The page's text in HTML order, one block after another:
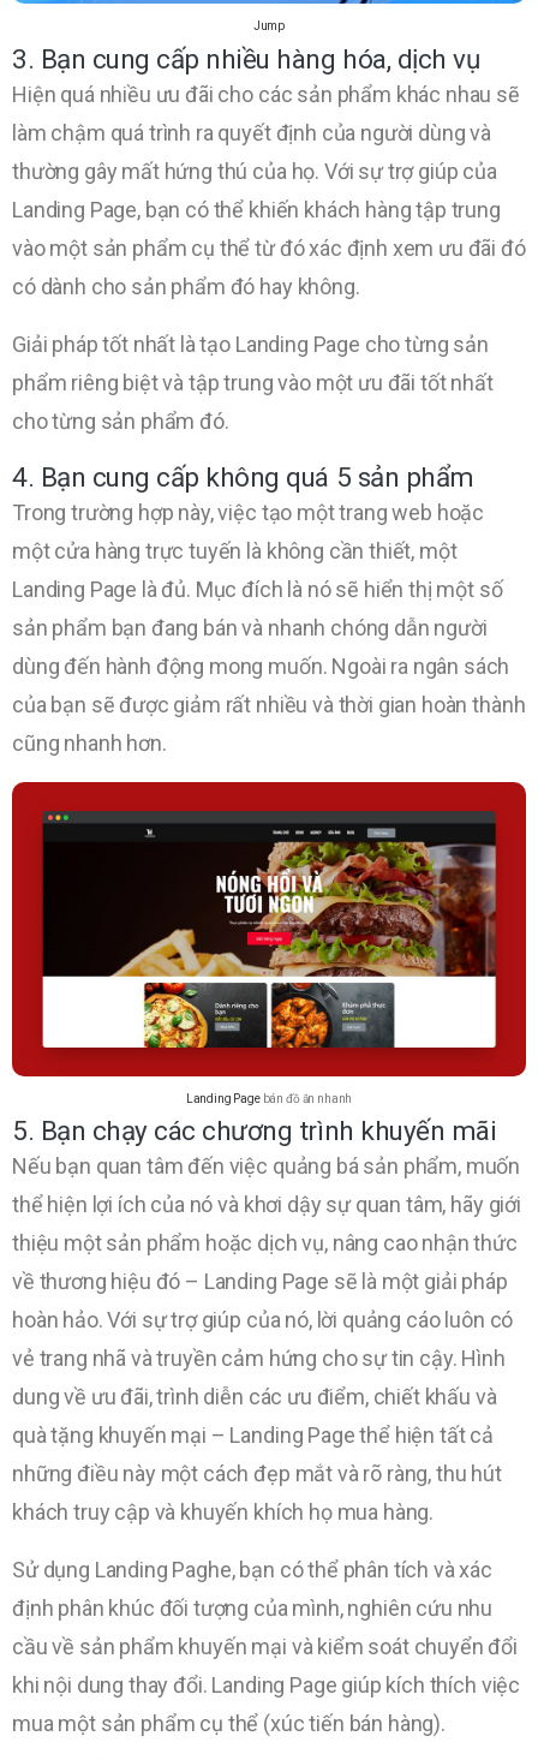
Jump
3. Bạn cung cấp nhiều hàng hóa, dịch vụ
Hiện quá nhiều ưu đãi cho các sản phẩm khác nhau sẽ
làm chậm quá trình ra quyết định của người dùng và
thường gây mất hứng thú của họ. Với sự trợ giúp của
Landing Page, bạn có thể khiến khách hàng tập trung
vào một sản phẩm cụ thể từ đó xác định xem ưu đãi đó
có dành cho sản phẩm đó hay không.
Giải pháp tốt nhất là tạo Landing Page cho từng sản
phẩm riêng biệt và tập trung vào một ưu đãi tốt nhất
cho từng sản phẩm đó.
4. Bạn cung cấp không quá 5 sản phẩm
Trong trường hợp này, việc tạo một trang web hoặc
một cửa hàng trực tuyến là không cần thiết, một
Landing Page là đủ. Mục đích là nó sẽ hiển thị một số
sản phẩm bạn đang bán và nhanh chóng dẫn người
dùng đến hành động mong muốn. Ngoài ra ngân sách
của bạn sẽ được giảm rất nhiều và thời gian hoàn thành
cũng nhanh hơn.
Landing Pagebán đồ ăn nhanh
5. Bạn chạy các chương trình khuyến mãi
Nếu bạn quan tâm đến việc quảng bá sản phẩm, muốn
thể hiện lợi ích của nó và khơi dậy sự quan tâm, hãy giới
thiệu một sản phẩm hoặc dịch vụ, nâng cao nhận thức
về thương hiệu đó – Landing Page sẽ là một giải pháp
hoàn hảo. Với sự trợ giúp của nó, lời quảng cáo luôn có
vẻ trang nhã và truyền cảm hứng cho sự tin cậy. Hình
dung về ưu đãi, trình diễn các ưu điểm, chiết khấu và
quà tặng khuyến mại – Landing Page thể hiện tất cả
những điều này một cách đẹp mắt và rõ ràng, thu hút
khách truy cập và khuyến khích họ mua hàng.
Sử dụng Landing Paghe, bạn có thể phân tích và xác
định phân khúc đối tượng của mình, nghiên cứu nhu
cầu về sản phẩm khuyến mại và kiểm soát chuyển đổi
khi nội dung thay đổi. Landing Page giúp kích thích việc
mua một sản phẩm cụ thể (xúc tiến bán hàng).